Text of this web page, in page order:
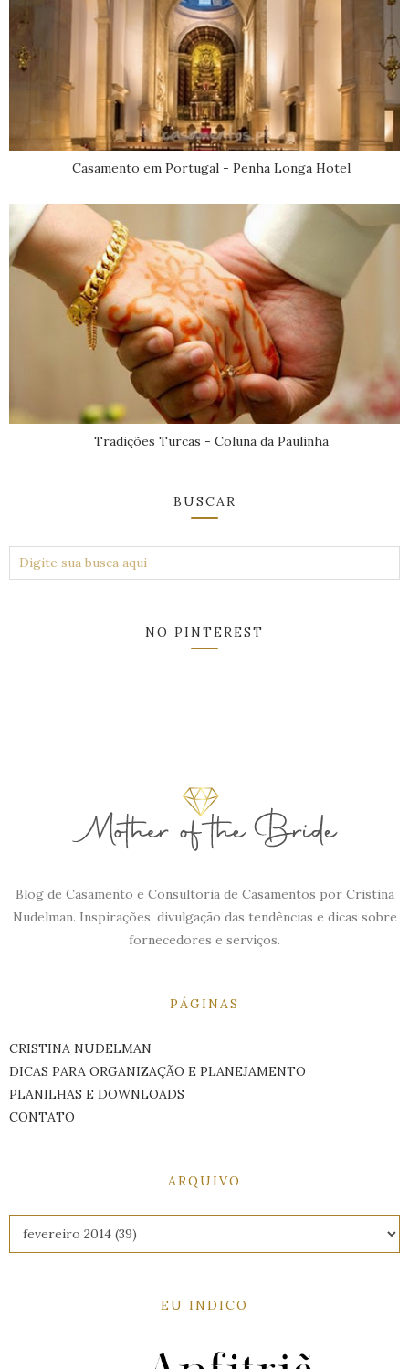
Casamento em Portugal - Penha Longa Hotel
Tradições Turcas - Coluna da Paulinha
BUSCAR
NO PINTEREST
Blog de Casamento e Consultoria de Casamentos por Cristina
Nudelman. Inspirações, divulgação das tendências e dicas sobre
fornecedores e serviços.
PÁGINAS
CRISTINA NUDELMAN
DICAS PARA ORGANIZAÇÃO E PLANEJAMENTO
PLANILHAS E DOWNLOADS
CONTATO
ARQUIVO
EU INDICO